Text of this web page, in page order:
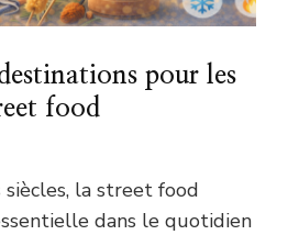
pour les
food
la street food
dans le quotidien